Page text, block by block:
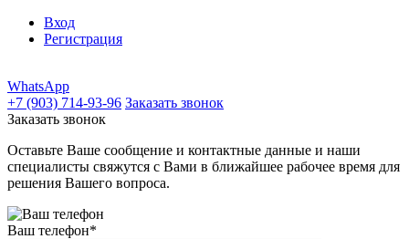
Вход
Регистрация
WhatsApp
+7 (903) 714-93-96 Заказать звонок
Заказать звонок
Оставьте Ваше сообщение и контактные данные и наши
специалисты свяжутся с Вами в ближайшее рабочее время для
решения Вашего вопроса.
Ваш телефон*